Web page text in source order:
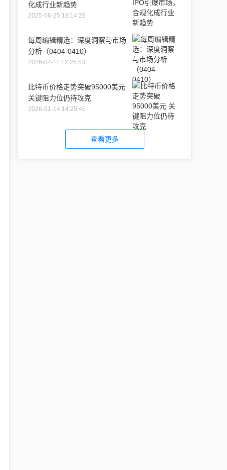
化成行业新趋势
2025-06-25 18:14:29
每周编辑精选：深度洞察与市场
分析（0404-0410）
2026-04-11 12:25:53
比特币价格走势突破95000美元
关键阻力位仍待攻克
2026-01-14 14:25:46
查看更多